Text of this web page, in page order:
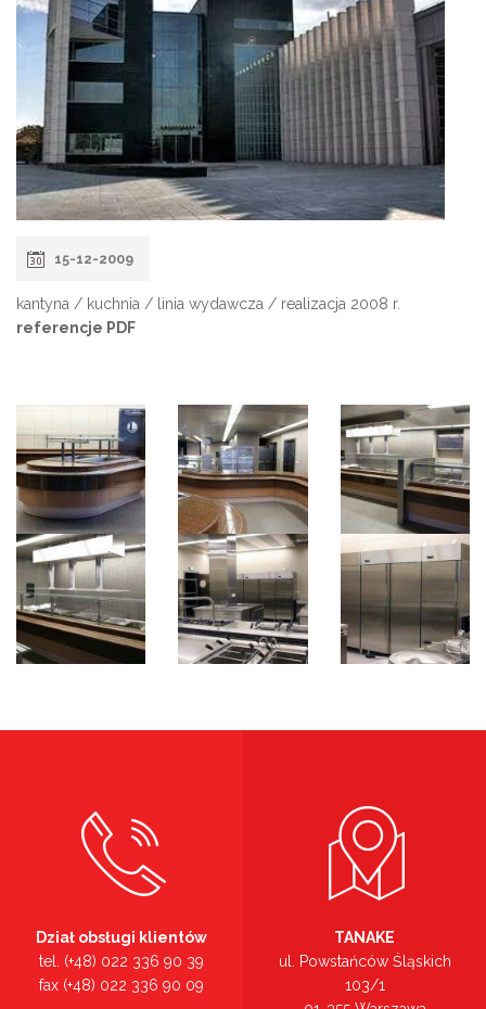
15-12-2009
kantyna / kuchnia / linia wydawcza / realizacja 2008 r.
referencje PDF
Dział obsługi klientów
tel. (+48) 022 336 90 39
fax (+48) 022 336 90 09
TANAKE
ul. Powstańców Śląskich
103/1